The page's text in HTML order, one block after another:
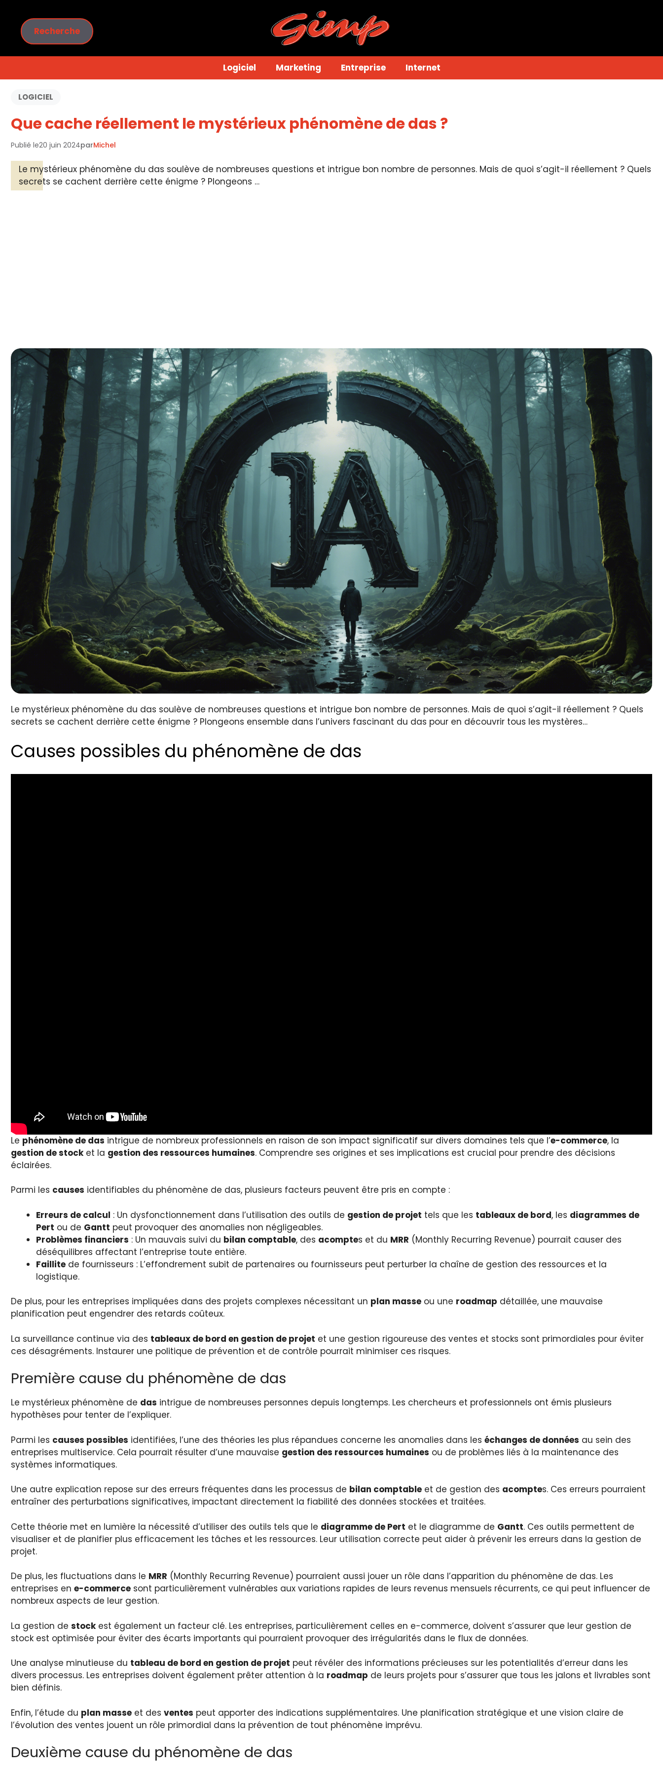
contenu
Rechercher
Recherche
Logiciel Marketing Entreprise Internet
LOGICIEL
Que cache réellement le mystérieux phénomène de das ?
Publié le20 juin 2024parMichel
Le mystérieux phénomène du das soulève de nombreuses questions et intrigue bon nombre de personnes. Mais de quoi s’agit-il réellement ? Quels
secrets se cachent derrière cette énigme ? Plongeons …
Le mystérieux phénomène du das soulève de nombreuses questions et intrigue bon nombre de personnes. Mais de quoi s’agit-il réellement ? Quels
secrets se cachent derrière cette énigme ? Plongeons ensemble dans l’univers fascinant du das pour en découvrir tous les mystères…
Causes possibles du phénomène de das
Le phénomène de das intrigue de nombreux professionnels en raison de son impact significatif sur divers domaines tels que l’e-commerce, la
gestion de stocket la gestion des ressources humaines. Comprendre ses origines et ses implications est crucial pour prendre des décisions
éclairées.
Parmi les causes identifiables du phénomène de das, plusieurs facteurs peuvent être pris en compte :
Erreurs de calcul : Un dysfonctionnement dans l’utilisation des outils de gestion de projet tels que les tableaux de bord, les diagrammes de
Pert ou de Gantt peut provoquer des anomalies non négligeables.
Problèmes financiers : Un mauvais suivi du bilan comptable, des acomptes et du MRR (Monthly Recurring Revenue) pourrait causer des
déséquilibres affectant l’entreprise toute entière.
Faillite de fournisseurs : L’effondrement subit de partenaires ou fournisseurs peut perturber la chaîne de gestion des ressources et la
logistique.
De plus, pour les entreprises impliquées dans des projets complexes nécessitant un plan masse ou une roadmap détaillée, une mauvaise
planification peut engendrer des retards coûteux.
La surveillance continue via des tableaux de bord en gestion de projet et une gestion rigoureuse des ventes et stocks sont primordiales pour éviter
ces désagréments. Instaurer une politique de prévention et de contrôle pourrait minimiser ces risques.
Première cause du phénomène de das
Le mystérieux phénomène de das intrigue de nombreuses personnes depuis longtemps. Les chercheurs et professionnels ont émis plusieurs
hypothèses pour tenter de l’expliquer.
Parmi les causes possibles identifiées, l’une des théories les plus répandues concerne les anomalies dans les échanges de données au sein des
entreprises multiservice. Cela pourrait résulter d’une mauvaise gestion des ressources humaines ou de problèmes liés à la maintenance des
systèmes informatiques.
Une autre explication repose sur des erreurs fréquentes dans les processus de bilan comptable et de gestion des acomptes. Ces erreurs pourraient
entraîner des perturbations significatives, impactant directement la fiabilité des données stockées et traitées.
Cette théorie met en lumière la nécessité d’utiliser des outils tels que le diagramme de Pert et le diagramme de Gantt. Ces outils permettent de
visualiser et de planifier plus efficacement les tâches et les ressources. Leur utilisation correcte peut aider à prévenir les erreurs dans la gestion de
projet.
De plus, les fluctuations dans le MRR (Monthly Recurring Revenue) pourraient aussi jouer un rôle dans l’apparition du phénomène de das. Les
entreprises en e-commerce sont particulièrement vulnérables aux variations rapides de leurs revenus mensuels récurrents, ce qui peut influencer de
nombreux aspects de leur gestion.
La gestion de stockest également un facteur clé. Les entreprises, particulièrement celles en e-commerce, doivent s’assurer que leur gestion de
stock est optimisée pour éviter des écarts importants qui pourraient provoquer des irrégularités dans le flux de données.
Une analyse minutieuse du tableau de bord en gestion de projet peut révéler des informations précieuses sur les potentialités d’erreur dans les
divers processus. Les entreprises doivent également prêter attention à la roadmap de leurs projets pour s’assurer que tous les jalons et livrables sont
bien définis.
Enfin, l’étude du plan masse et des ventes peut apporter des indications supplémentaires. Une planification stratégique et une vision claire de
l’évolution des ventes jouent un rôle primordial dans la prévention de tout phénomène imprévu.
Deuxième cause du phénomène de das